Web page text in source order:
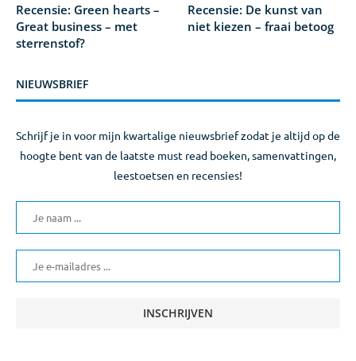
Recensie: Green hearts –
Great business – met
sterrenstof?
Recensie: De kunst van
niet kiezen – fraai betoog
NIEUWSBRIEF
Schrijf je in voor mijn kwartalige nieuwsbrief zodat je altijd op de
hoogte bent van de laatste must read boeken, samenvattingen,
leestoetsen en recensies!